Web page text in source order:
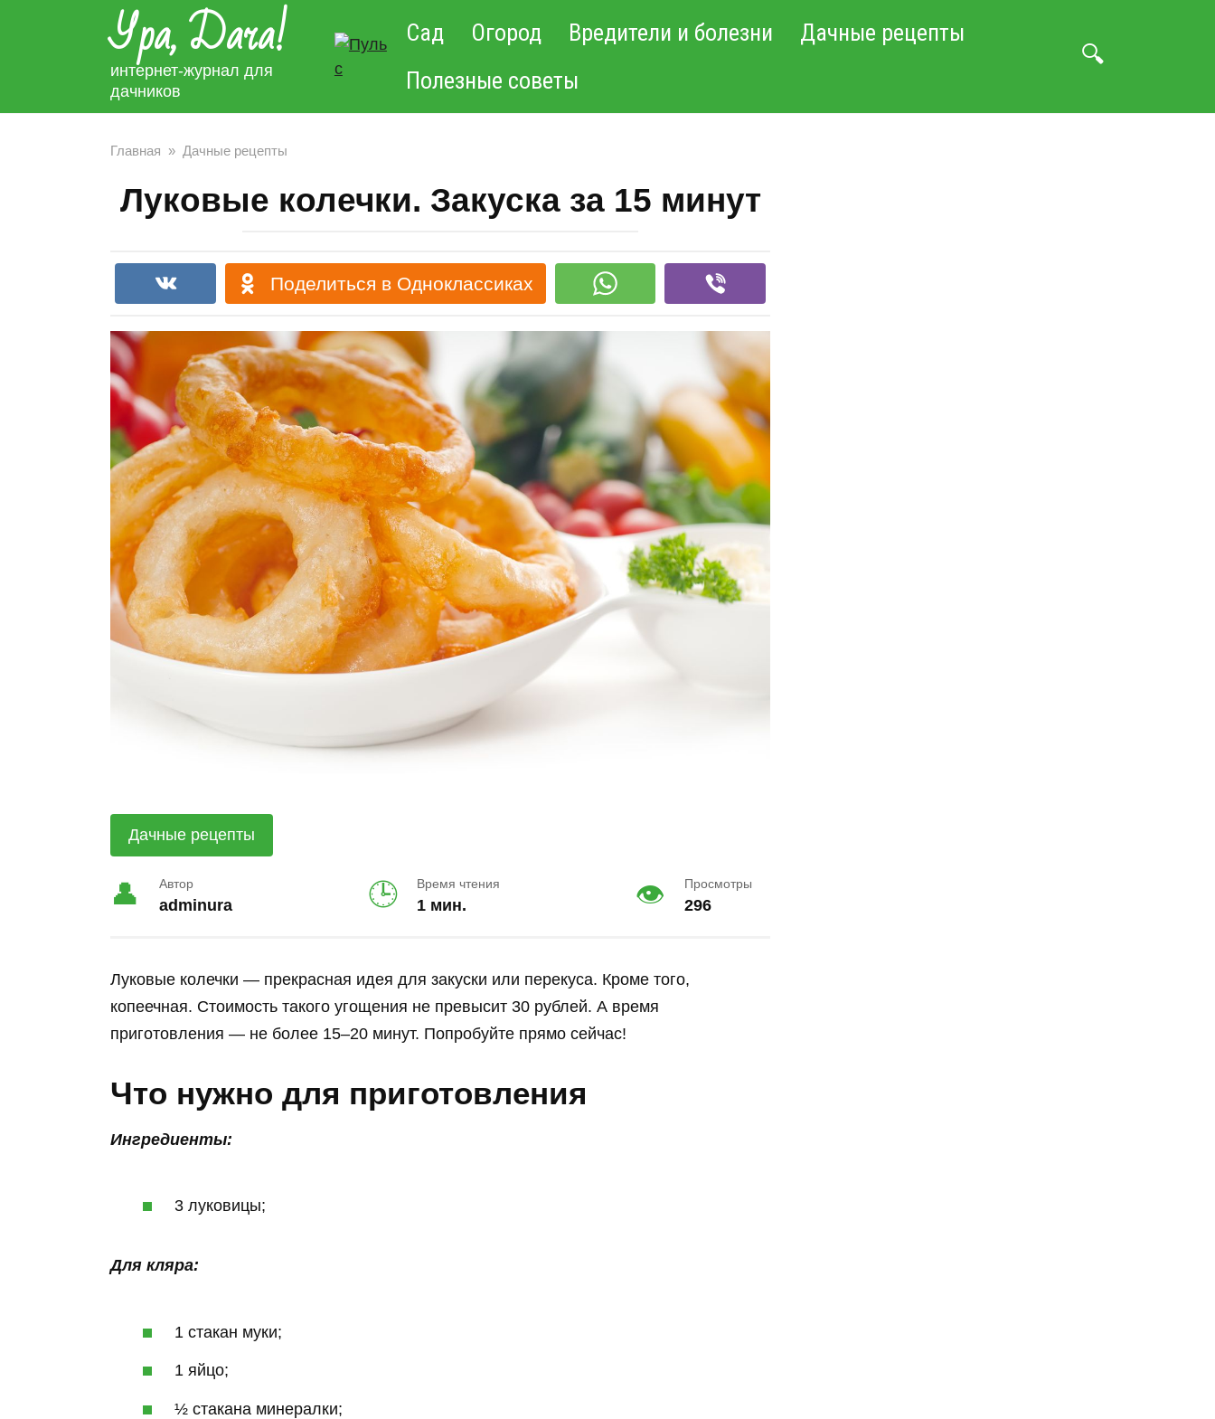
Ура, Дача!
интернет-журнал для
дачников
Сад Огород Вредители и болезни
Дачные рецепты
Полезные советы
Главная » Дачные рецепты
Луковые колечки. Закуска за 15 минут
Поделиться в Одноклассиках
Дачные рецепты
Автор
adminura
Время чтения
1 мин.
Просмотры
296
Луковые колечки — прекрасная идея для закуски или перекуса. Кроме того,
копеечная. Стоимость такого угощения не превысит 30 рублей. А время
приготовления — не более 15–20 минут. Попробуйте прямо сейчас!
Что нужно для приготовления
Ингредиенты:
3 луковицы;
Для кляра:
1 стакан муки;
1 яйцо;
½ стакана минералки;